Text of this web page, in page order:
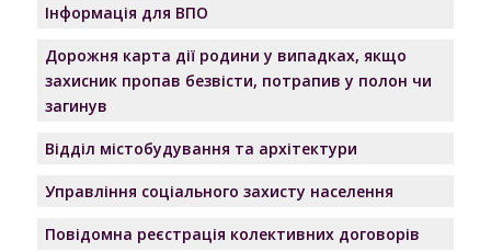
Інформація для ВПО
Дорожня карта дії родини у випадках, якщо
захисник пропав безвісти, потрапив у полон чи
загинув
Відділ містобудування та архітектури
Управління соціального захисту населення
Повідомна реєстрація колективних договорів